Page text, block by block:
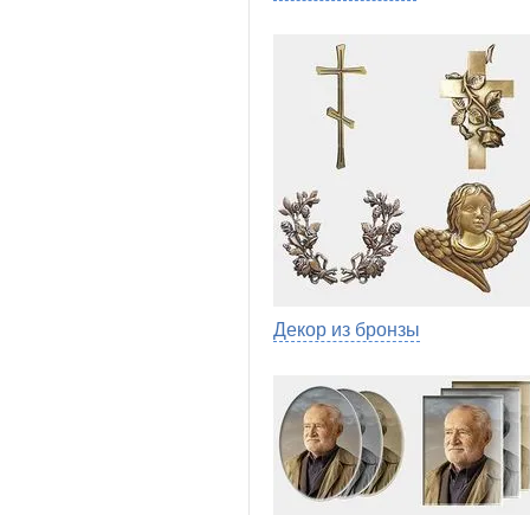
Декор из бронзы